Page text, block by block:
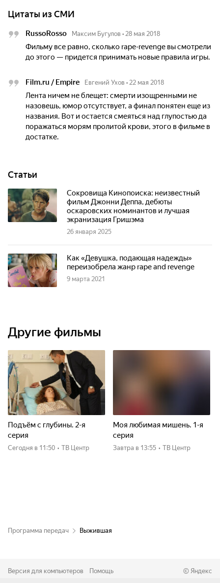
Цитаты из СМИ
RussoRosso Максим Бугулов • 28 мая 2018
Фильму все равно, сколько rape-revenge вы смотрели
до этого — придется принимать новые правила игры.
Film.ru / Empire Евгений Ухов • 22 мая 2018
Лента ничем не блещет: смерти изощренными не
назовешь, юмор отсутствует, а финал понятен еще из
названия. Вот и остается смеяться над глупостью да
поражаться морям пролитой крови, этого в фильме в
достатке.
Статьи
Сокровища Кинопоиска: неизвестный
фильм Джонни Деппа, дебюты
оскаровских номинантов и лучшая
экранизация Гришэма
26 января 2025
Как «Девушка, подающая надежды»
переизобрела жанр rape and revenge
9 марта 2021
Другие фильмы
Подъём с глубины. 2-я
серия
Сегодня в 11:50 • ТВ Центр
Моя любимая мишень. 1-я
серия
Завтра в 13:55 • ТВ Центр
Программа передач Выжившая
Версия для компьютеров Помощь © Яндекс